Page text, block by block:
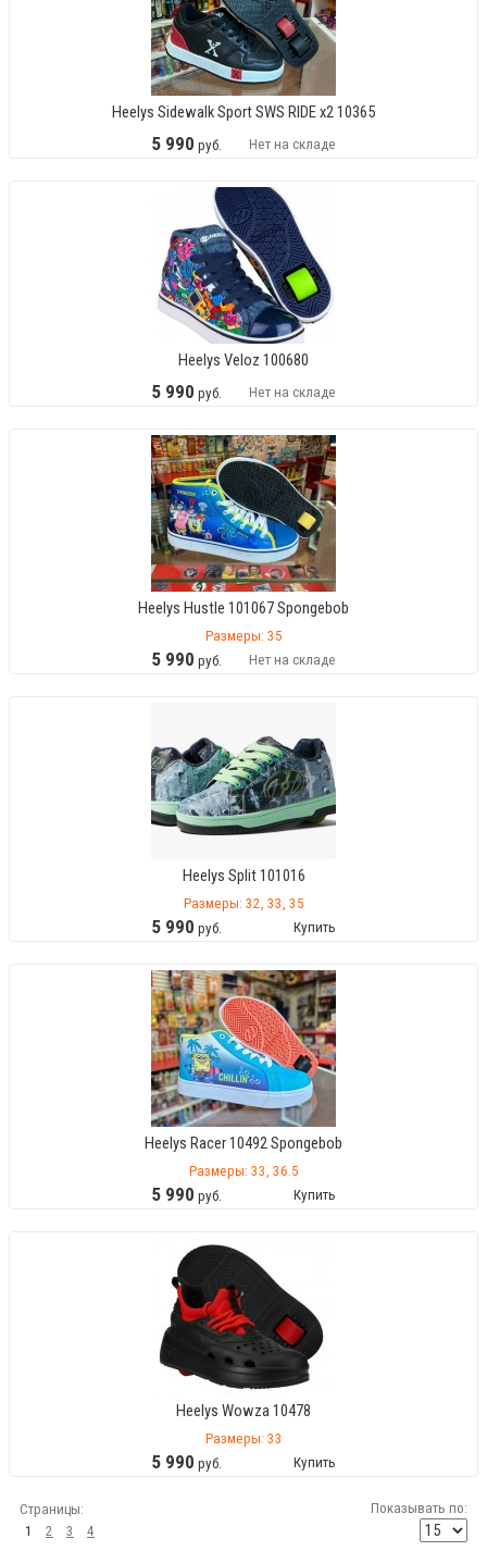
Heelys Sidewalk Sport SWS RIDE x2 10365
5 990 руб. Нет на складе
Heelys Veloz 100680
5 990 руб. Нет на складе
Heelys Hustle 101067 Spongebob
Размеры: 35
5 990 руб. Нет на складе
Heelys Split 101016
Размеры: 32, 33, 35
5 990 руб. Купить
Heelys Racer 10492 Spongebob
Размеры: 33, 36.5
5 990 руб. Купить
Heelys Wowza 10478
Размеры: 33
5 990 руб. Купить
Страницы:
1
2 3 4
Показывать по: